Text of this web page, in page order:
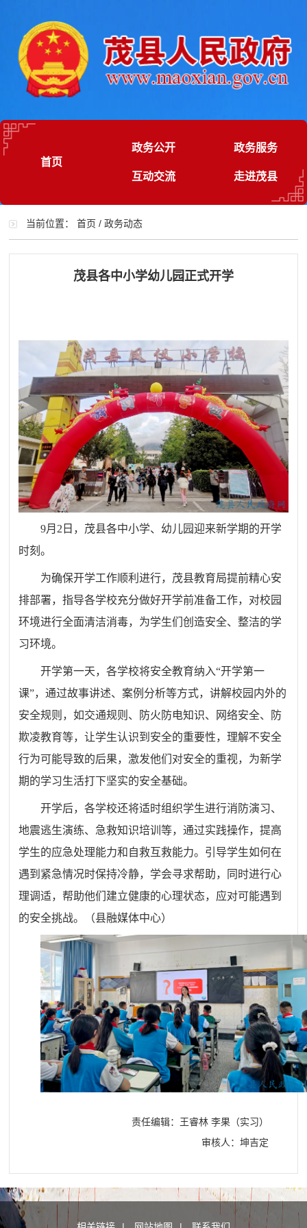
首页
政务公开 政务服务
互动交流 走进茂县
当前位置：首页 /政务动态
茂县各中小学幼儿园正式开学
9月2日，茂县各中小学、幼儿园迎来新学期的开学
时刻。
为确保开学工作顺利进行，茂县教育局提前精心安
排部署，指导各学校充分做好开学前准备工作，对校园
环境进行全面清洁消毒，为学生们创造安全、整洁的学
习环境。
开学第一天，各学校将安全教育纳入“开学第一
课”，通过故事讲述、案例分析等方式，讲解校园内外的
安全规则，如交通规则、防火防电知识、网络安全、防
欺凌教育等，让学生认识到安全的重要性，理解不安全
行为可能导致的后果，激发他们对安全的重视， 为新学
期的学习生活打下坚实的安全基础。
开学后，各学校还将适时组织学生进行消防演习、
地震逃生演练、急救知识培训等，通过实践操作，提高
学生的应急处理能力和自救互救能力。引导学生如何在
遇到紧急情况时保持冷静，学会寻求帮助，同时进行心
理调适，帮助他们建立健康的心理状态，应对可能遇到
的安全挑战。
（县融媒体中心）
责任编辑：王睿林 李果（实习）
审核人：坤吉定